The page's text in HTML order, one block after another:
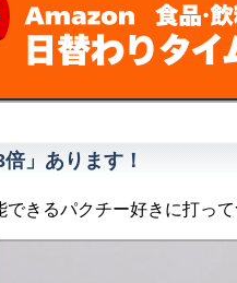
」あります！
きるパクチー好きに打って